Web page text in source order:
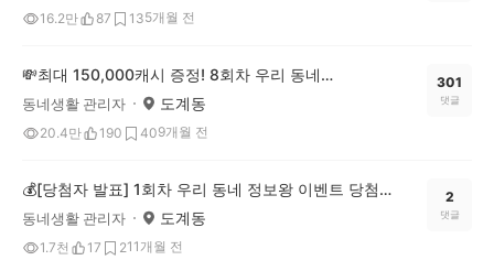
16.2만 87 135개월 전
💸최대 150,000캐시 증정! 8회차 우리 동네 정보왕 이벤트
동네생활 관리자 도계동
20.4만 190 409개월 전
301
댓글
💰[당첨자 발표] 1회차 우리 동네 정보왕 이벤트 당첨자를 발표합니다!
동네생활 관리자 도계동
1.7천 17 211개월 전
2
댓글